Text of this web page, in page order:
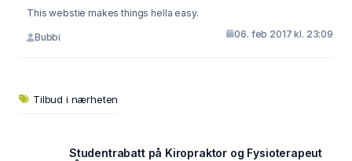
This webstie makes things hella easy.
Bubbi 06. feb 2017 kl. 23:09
Tilbud i nærheten
Studentrabatt på Kiropraktor og Fysioterapeut